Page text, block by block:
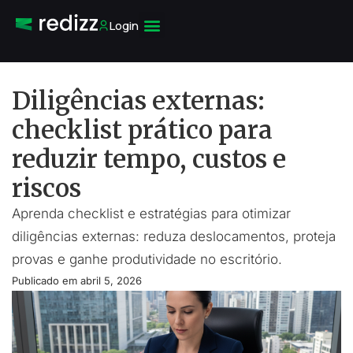
Login
Diligências externas:
checklist prático para
reduzir tempo, custos e
riscos
Aprenda checklist e estratégias para otimizar
diligências externas: reduza deslocamentos, proteja
provas e ganhe produtividade no escritório.
Publicado em abril 5, 2026